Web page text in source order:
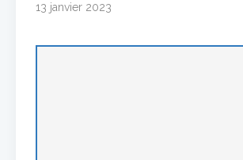
13 janvier 2023